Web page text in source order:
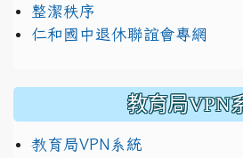
整潔秩序
仁和國中退休聯誼會專網
教育局VPN
教育局VPN系統